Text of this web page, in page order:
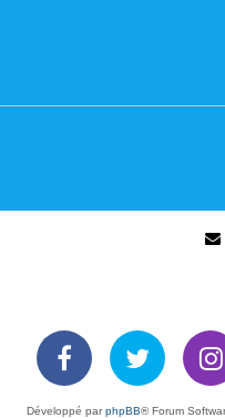
Développé parphpBB® Forum